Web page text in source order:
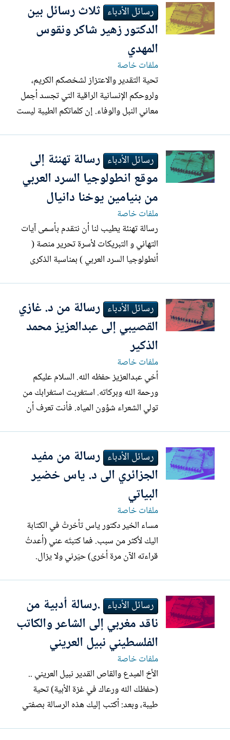
أعلى، ولكن بالفراغ ذاته. لقد غدت تهديداته
أقرب إلى طقسٍ إعلاميٍّ متكرر: غزواتٌ لفظية
مراهقة،...
رسائل الأدباء ثلاث رسائل بين
الدكتور زهير شاكر ونقوس
المهدي
ملفات خاصة
تحية التقدير والاعتزاز لشخصكم الكريم،
ولروحكم الإنسانية الراقية التي تجسد أجمل
معاني النبل والوفاء. إن كلماتكم الطيبة ليست
الصادقة الصادرة من قلب يحمل المحبة
والاحترام قادرة على أن تمنح الفكر طاقة
جديدة للاستمرار والعطاء...
رسائل الأدباء رسالة تهنئة إلى
موقع انطولوجيا السرد العربي
من بنيامين يوخنا دانيال
ملفات خاصة
رسالة تهنئة يطيب لنا أن نتقدم بأسمى آيات
التهاني و التبريكات لأسرة تحرير منصة (
أنطولوجيا السرد العربي ) بمناسبة الذكرى
في الثقافة و المعرفة . نتمنى لكم دوام التقدم
و النجاح ومزيدا من العطاء و الإنجاز في
السنوات...
رسائل الأدباء رسالة من د. غازي
القصيبي إلى عبدالعزيز محمد
الذكير
ملفات خاصة
أخي عبدالعزيز حفظه الله. السلام عليكم
ورحمة الله وبركاته. استغربت استغرابك من
تولي الشعراء شؤون المياه. فأنت تعرف أن
تعرف أن الشاعر ذو ذوق "سيال" وكلامه
"حلو" يزيل الملوحة. والشعراء المداحون
يبيعون "ماء" وجوههم. وقيل عن...
رسائل الأدباء رسالة من مفيد
الجزائري الى د. ياس خضير
البياتي
ملفات خاصة
مساء الخير دكتور ياس تأخرتُ في الكتابة
اليك لأكثر من سبب. فما كتبتَه عني (أعدتُ
قراءته الآن مرة أخرى) حيّرني ولا يزال.
يسبق ان تعارفنا إلى الدرجة التي تتيح
لحضرتك الخروج بتقديرات وتقييمات عني
على هذه الدرجة من الدقة؟...
رسائل الأدباء .رسالة أدبية من
ناقد مغربي إلى الشاعر والكاتب
الفلسطيني نبيل العريني
ملفات خاصة
الأخ المبدع والقاص القدير نبيل العريني ..
(حفظك الله ورعاك في غزة الأبية) تحية
طيبة، وبعد: أكتب إليك هذه الرسالة بصفتي